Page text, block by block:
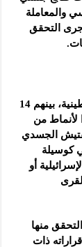
والمعاملة
جرى التحقق
وأضاف منصور: إن التقرير وثق نحو 31 ضحية فلسطينية، بينهم 14
لأنماط من
الجسدي
كوسيلة
أو
منها
ذات